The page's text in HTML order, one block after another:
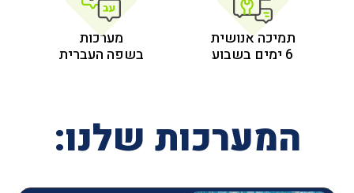
מערכות
בשפה העברית
שלנו: